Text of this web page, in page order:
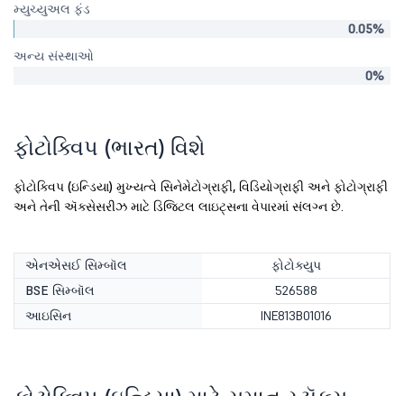
મ્યુચ્યુઅલ ફંડ
0.05%
અન્ય સંસ્થાઓ
0%
ફોટોક્વિપ (ભારત) વિશે
ફોટોક્વિપ (ઇન્ડિયા) મુખ્યત્વે સિનેમેટોગ્રાફી, વિડિયોગ્રાફી અને ફોટોગ્રાફી
અને તેની ઍક્સેસરીઝ માટે ડિજિટલ લાઇટ્સના વેપારમાં સંલગ્ન છે.
એનએસઈ સિમ્બૉલ
ફોટોક્યુપ
BSE સિમ્બૉલ
526588
આઇસિન
INE813B01016